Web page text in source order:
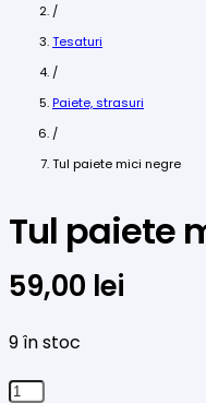
/
Tesaturi
/
Paiete, strasuri
/
Tul paiete mici negre
Tul paiete
59,00 lei
9 în stoc
Cantitate